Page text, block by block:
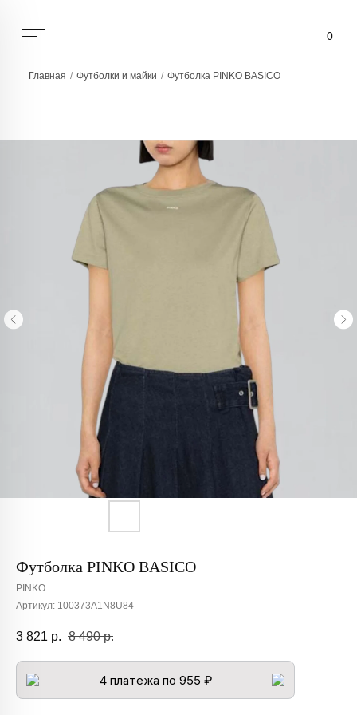
Главная / Футболки и майки / Футболка PINKO BASICO
Футболка PINKO BASICO
PINKO
Артикул: 100373A1N8U84
3 821 р. 8 490 р.
4 платежа по 955 ₽